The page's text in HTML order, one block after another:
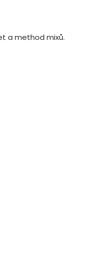
a method mixů.